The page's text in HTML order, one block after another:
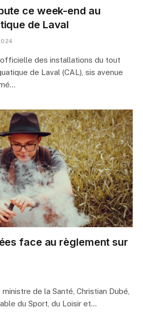
ce week-end au
de Laval
officielle des installations du tout
de Laval (CAL), sis avenue
face au règlement sur
de la Santé, Christian Dubé,
du Sport, du Loisir et…